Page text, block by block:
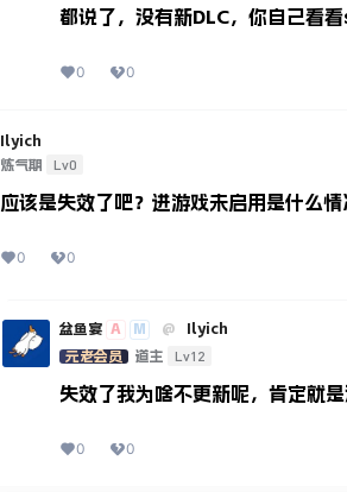
都说了，没有新DLC，你自己看
0 0
Ilyich
炼气期
Lv0
应该是失效了吧？进游戏未启用是什么
0 0
盆鱼宴 A M @
Ilyich
元老会员
道主 Lv12
失效了我为啥不更新呢，肯定就
0 0